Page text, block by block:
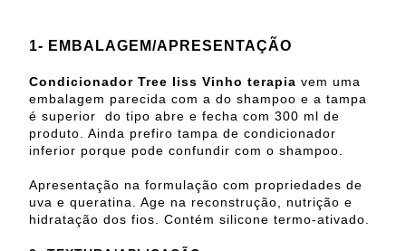
1- EMBALAGEM/APRESENTAÇÃO
Condicionador Tree liss Vinho terapia vem uma
embalagem parecida com a do shampoo e a tampa
é superior do tipo abre e fecha com 300 ml de
produto. Ainda prefiro tampa de condicionador
inferior porque pode confundir com o shampoo.
Apresentação na formulação com propriedades de
uva e queratina. Age na reconstrução, nutrição e
hidratação dos fios. Contém silicone termo-ativado.